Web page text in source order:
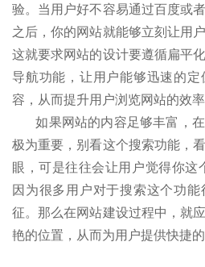
验。当用户好不容易通过百度或
之后，你的网站就能够立刻让用
这就要求网站的设计要遵循扁平
导航功能，让用户能够迅速的
容，从而提升用户浏览网站的效率
如果网站的内容足够丰富，在
极为重要，别看这个搜索功能，
眼，可是往往会让用户觉得你这
因为很多用户对于搜索这个功
征。那么在网站建设过程中，就
艳的位置，从而为用户提供快捷的